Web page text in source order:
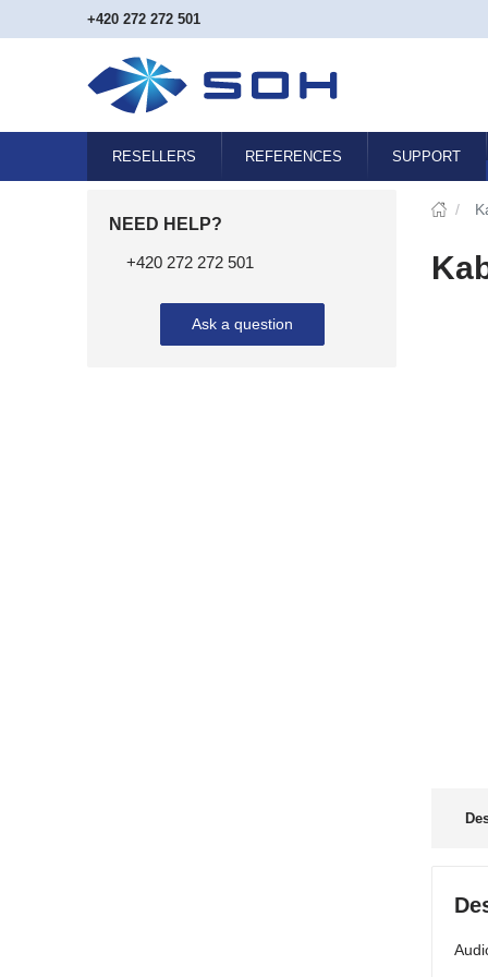
+420 272 272 501
RESELLERS REFERENCES SUPPORT
/
NEED HELP?
+420 272 272 501
Ask a question